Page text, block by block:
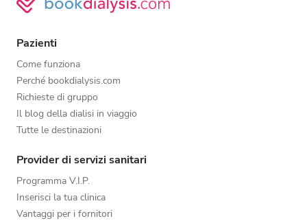
Pazienti
Come funziona
Perché bookdialysis.com
Richieste di gruppo
Il blog della dialisi in viaggio
Tutte le destinazioni
Provider di servizi sanitari
Programma V.I.P.
Inserisci la tua clinica
Vantaggi per i fornitori